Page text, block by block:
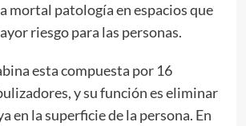
mortal patología en espacios que
riesgo para las personas.
esta compuesta por 16
y su función es eliminar
en la superficie de la persona. En